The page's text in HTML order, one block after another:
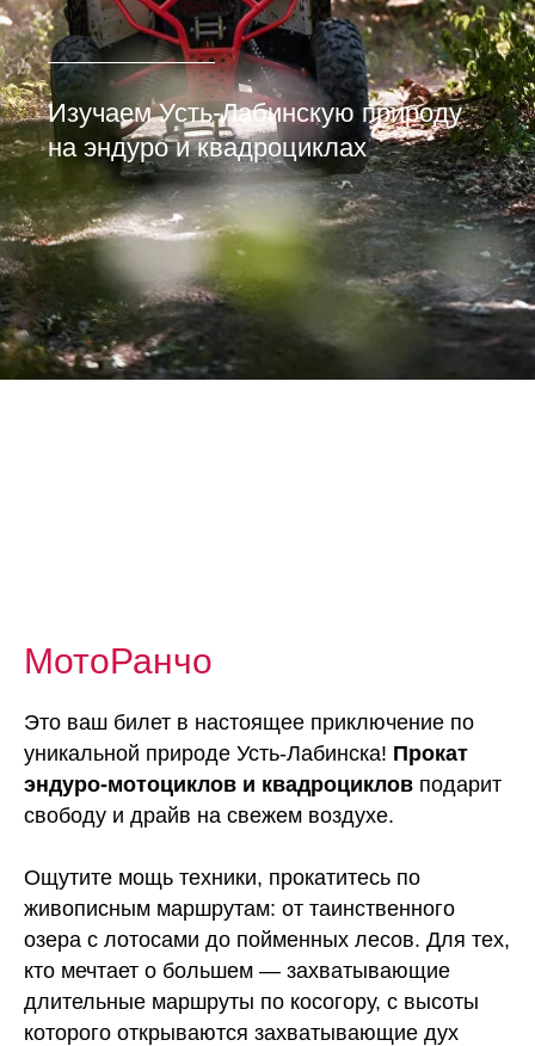
Изучаем Усть-Лабинскую природу
на эндуро и квадроциклах
МотоРанчо
Это ваш билет в настоящее приключение по
уникальной природе Усть-Лабинска! Прокат
эндуро-мотоциклов и квадроциклов подарит
свободу и драйв на свежем воздухе.
Ощутите мощь техники, прокатитесь по
живописным маршрутам: от таинственного
озера с лотосами до пойменных лесов. Для тех,
кто мечтает о большем — захватывающие
длительные маршруты по косогору, с высоты
которого открываются захватывающие дух